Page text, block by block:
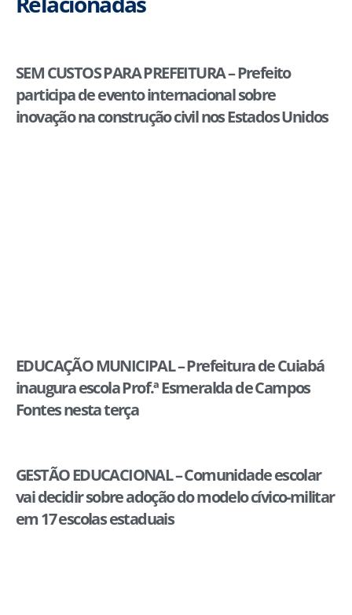
SEM CUSTOS PARA PREFEITURA – Prefeito
participa de evento internacional sobre
inovação na construção civil nos Estados Unidos
EDUCAÇÃO MUNICIPAL – Prefeitura de Cuiabá
inaugura escola Prof.ª Esmeralda de Campos
Fontes nesta terça
GESTÃO EDUCACIONAL – Comunidade escolar
vai decidir sobre adoção do modelo cívico-militar
em 17 escolas estaduais